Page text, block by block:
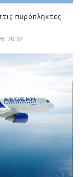
πυρόπληκτες
20:32